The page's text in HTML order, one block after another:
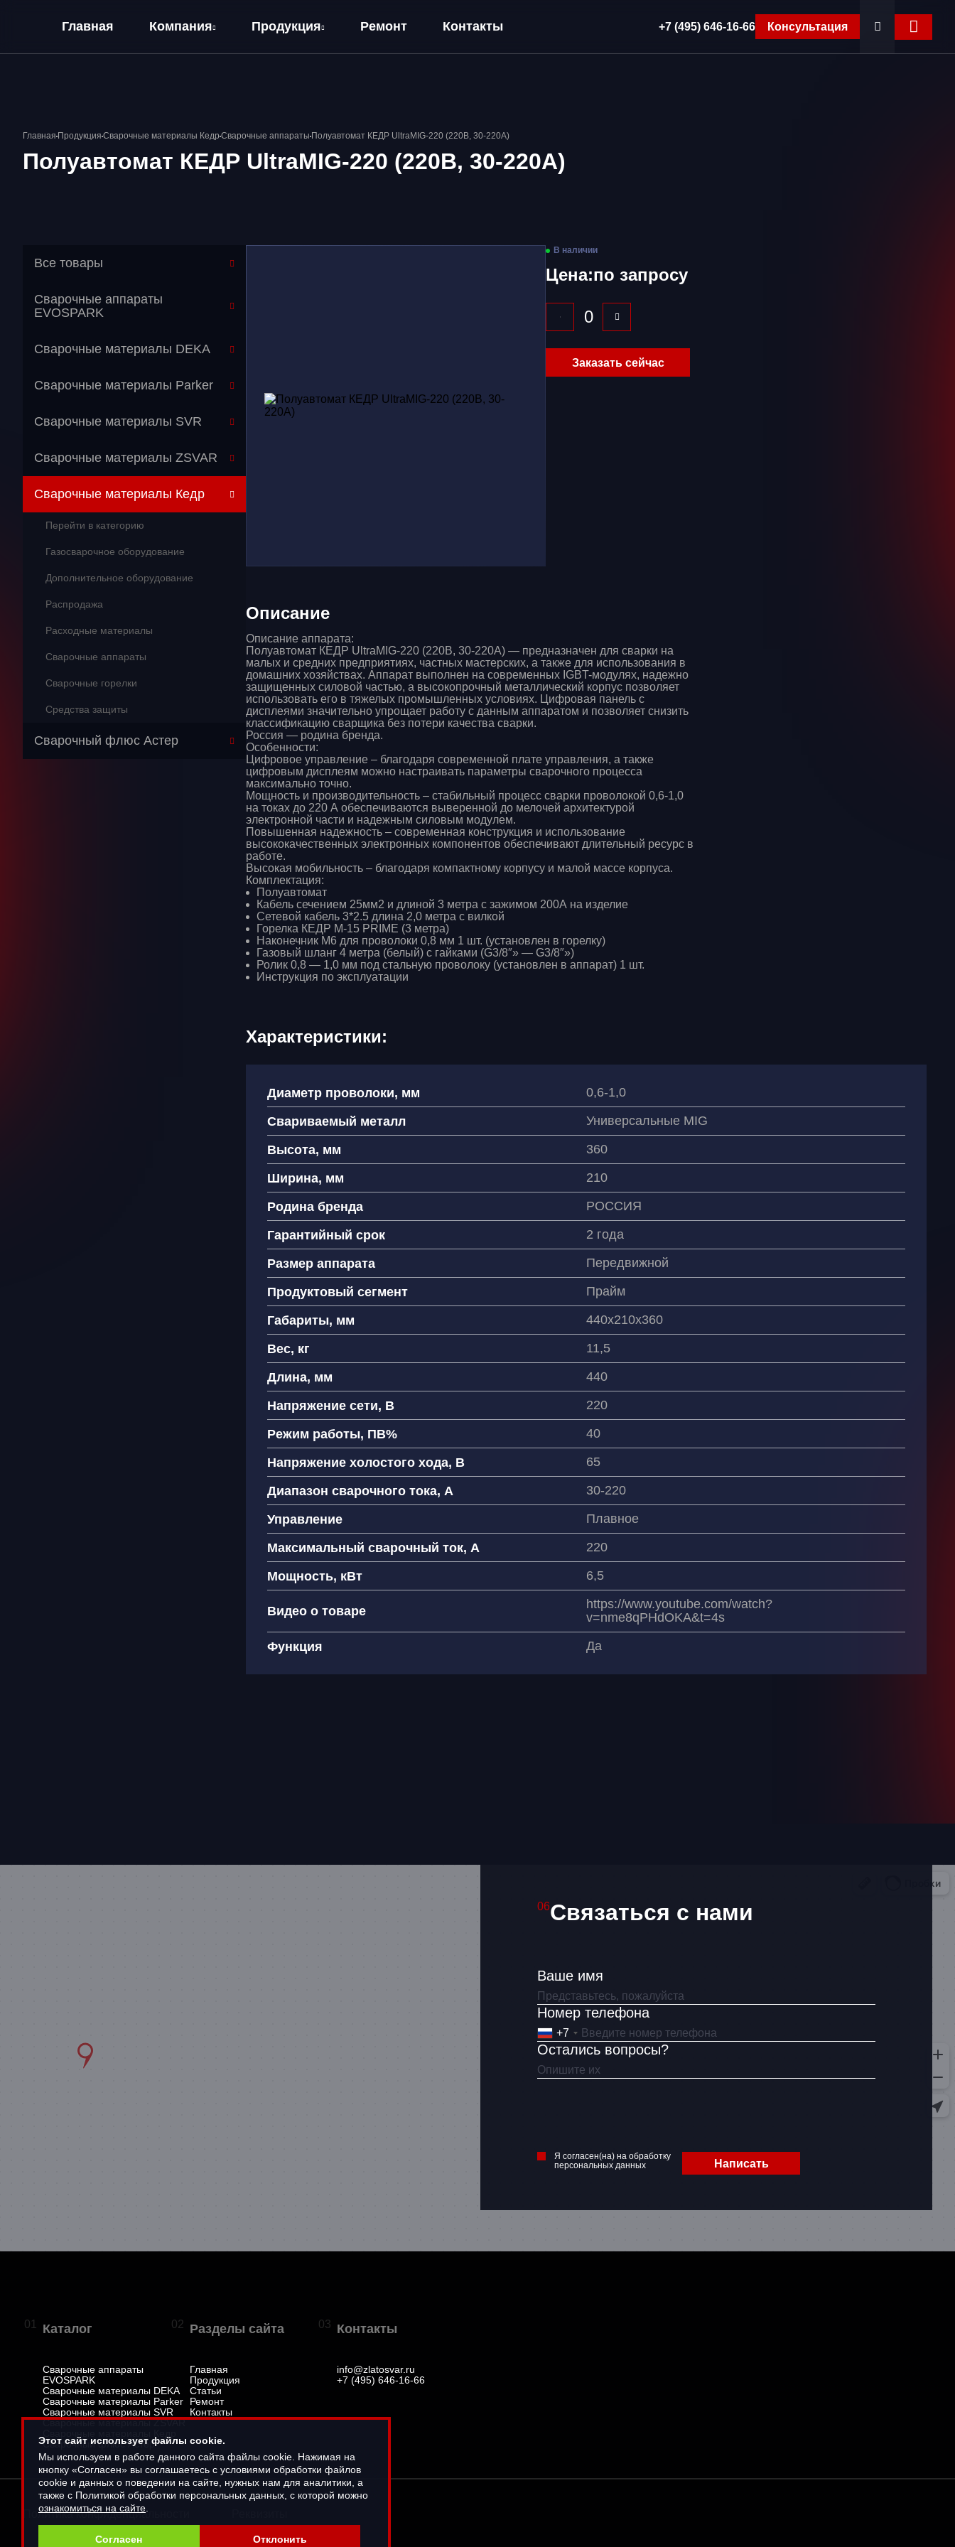
Главная Компания Продукция Ремонт Контакты +7 (495) 646-16-66 Консультация
Главная Продукция Сварочные материалы Кедр Сварочные аппараты Полуавтомат КЕДР UltraMIG-220 (220В, 30-220А)
Полуавтомат КЕДР UltraMIG-220 (220В, 30-220А)
Все товары
Сварочные аппараты
EVOSPARK
Сварочные материалы DEKA
Сварочные материалы Parker
Сварочные материалы SVR
Сварочные материалы ZSVAR
Сварочные материалы Кедр
Перейти в категорию
Газосварочное оборудование
Дополнительное оборудование
Распродажа
Расходные материалы
Сварочные аппараты
Сварочные горелки
Средства защиты
Сварочный флюс Астер
В наличии
Цена:по запросу
Заказать сейчас
Описание
Описание аппарата:
Полуавтомат КЕДР UltraMIG-220 (220В, 30-220А) — предназначен для сварки на
малых и средних предприятиях, частных мастерских, а также для использования в
домашних хозяйствах. Аппарат выполнен на современных IGBT-модулях, надежно
защищенных силовой частью, а высокопрочный металлический корпус позволяет
использовать его в тяжелых промышленных условиях. Цифровая панель с
дисплеями значительно упрощает работу с данным аппаратом и позволяет снизить
классификацию сварщика без потери качества сварки.
Россия — родина бренда.
Особенности:
Цифровое управление – благодаря современной плате управления, а также
цифровым дисплеям можно настраивать параметры сварочного процесса
максимально точно.
Мощность и производительность – стабильный процесс сварки проволокой 0,6-1,0
на токах до 220 А обеспечиваются выверенной до мелочей архитектурой
электронной части и надежным силовым модулем.
Повышенная надежность – современная конструкция и использование
высококачественных электронных компонентов обеспечивают длительный ресурс в
работе.
Высокая мобильность – благодаря компактному корпусу и малой массе корпуса.
Комплектация:
Полуавтомат
Кабель сечением 25мм2 и длиной 3 метра с зажимом 200А на изделие
Сетевой кабель 3*2.5 длина 2,0 метра с вилкой
Горелка КЕДР M-15 PRIME (3 метра)
Наконечник М6 для проволоки 0,8 мм 1 шт. (установлен в горелку)
Газовый шланг 4 метра (белый) с гайками (G3/8″» — G3/8″»)
Ролик 0,8 — 1,0 мм под стальную проволоку (установлен в аппарат) 1 шт.
Инструкция по эксплуатации
Характеристики:
Диаметр проволоки, мм 0,6-1,0
Свариваемый металл Универсальные MIG
Высота, мм 360
Ширина, мм 210
Родина бренда РОССИЯ
Гарантийный срок 2 года
Размер аппарата Передвижной
Продуктовый сегмент Прайм
Габариты, мм 440х210х360
Вес, кг 11,5
Длина, мм 440
Напряжение сети, В 220
Режим работы, ПВ% 40
Напряжение холостого хода, В 65
Диапазон сварочного тока, А 30-220
Управление Плавное
Максимальный сварочный ток, А 220
Мощность, кВт 6,5
Видео о товаре
https://www.youtube.com/watch?
v=nme8qPHdOKA&t=4s
Функция Да
06Связаться с нами
Ваше имя
Номер телефона
+7
Остались вопросы?
Я согласен(на) на обработку
персональных данных
Написать
Ваше имя
Как связаться?
+7
Я согласен(на) на обработку
персональных данных
01 Каталог
Сварочные аппараты
EVOSPARK
Сварочные материалы DEKA
Сварочные материалы Parker
Сварочные материалы SVR
Сварочные материалы ZSVAR
Сварочный флюс Астер
02 Разделы сайта
Главная
Продукция
Статьи
Ремонт
Контакты
03 Контакты
info@zlatosvar.ru
+7 (495) 646-16-66
Политика конфиденциальности
Этот сайт использует файлы cookie.
Мы используем в работе данного сайта файлы cookie. Нажимая на
кнопку «Согласен» вы соглашаетесь с условиями обработки файлов
cookie и данных о поведении на сайте, нужных нам для аналитики, а
также с Политикой обработки персональных данных, с которой можно
ознакомиться на сайте
Согласен Отклонить